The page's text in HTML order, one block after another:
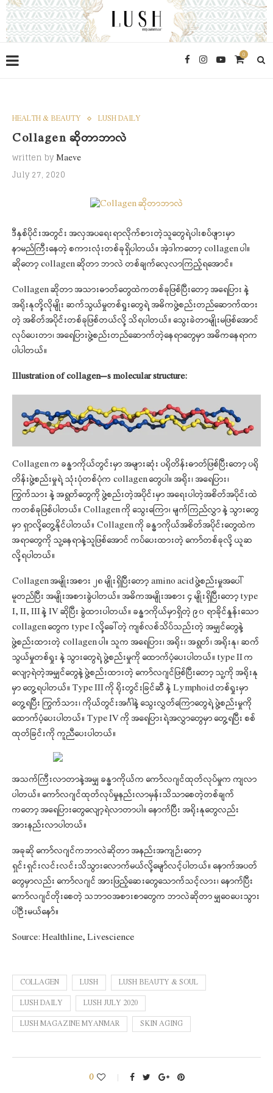
0
HEALTH & BEAUTY LUSH DAILY
Collagen ဆိုတာဘာလဲ
written byMaeve
July 27, 2020
ဒီနှစ်ပိုင်းအတွင်း အလှအပရေးရာလိုက်စားတဲ့သူတွေရဲ့ပါးစပ်ဖျားမှာ
နာမည်ကြီးနေတဲ့ စကားလုံးတစ်ခုရှိပါတယ်။ အဲ့ဒါကတော့ collagen ပါ။
ဆိုတော့ collagen ဆိုတာ ဘာလဲ တစ်ချက်လေ့လာကြည့်ရအောင်။
Collagen ဆိုတာ အသားဓာတ်တွေထဲကတစ်ခုဖြစ်ပြီးတော့ အရေပြား နဲ့
အရိုးနုတို့လိုမျိုး ဆက်သွယ်မှုတစ်ရှုးတွေရဲ့ အဓိကဖွဲ့စည်းတည်ဆောက်ထား
တဲ့ အစိတ်အပိုင်းတစ်ခုဖြစ်တယ်လို့ သိရပါတယ်။ သွေးခဲတာမျိုးမဖြစ်အောင်
လုပ်ပေးတာ၊ အရေပြားဖွဲ့စည်းတည်ဆောက်တဲ့နေရာတွေမှာ အဓိကနေရာက
ပါပါတယ်။
Illustration of collagen’s molecular structure:
Collagen က ခန္ဓာကိုယ်တွင်းမှာ အများဆုံး ပရိုတိန်းဓာတ်ဖြစ်ပြီးတော့ ပရို
တိန်းဖွဲ့စည်းမှုရဲ့ သုံးပုံတစ်ပုံက collagen တွေပါ။ အရိုး၊ အရေပြား၊
ကြွက်သား နဲ့ အရွတ်တွေကို ဖွဲ့စည်းတဲ့အပိုင်းမှာ အရေးပါတဲ့အစိတ်အပိုင်းထဲ
ကတစ်ခုဖြစ်ပါတယ်။ Collagen ကို သွေးကြော၊ မျက်ကြည်လွှာ နဲ့ သွားတွေ
မှာ ရှာလို့တွေ့နိုင်ပါတယ်။ Collagen ကို ခန္ဓာကိုယ်အစိတ်အပိုင်းတွေထဲက
အရာတွေကို သူ့နေရာနဲ့သူဖြစ်အောင် ကပ်ပေးထားတဲ့ ကော်တစ်ခုလို့ ယူဆ
လို့ရပါတယ်။
Collagen အမျိုးအစား ၂၈ မျိုးရှိပြီးတော့ amino acid ဖွဲ့စည်းမှုအပေါ်
မူတည်ပြီး အမျိုးအစားခွဲပါတယ်။ အဓိကအမျိုးအစား ၄ မျိုးရှိပြီးတော့ type
I, II, III နဲ့ IV ဆိုပြီး ခွဲထားပါတယ်။ ခန္ဓာကိုယ်မှာရှိတဲ့ ၉၀ ရာခိုင်နှုန်းသော
collagen တွေက type I လို့ခေါ်တဲ့ ကျစ်လစ်သိပ်သည်းတဲ့ အမျှင်တွေနဲ့
ဖွဲ့စည်းထားတဲ့ collagen ပါ။ သူက အရေပြား၊ အရိုး၊ အရွတ်၊ အရိုးနု၊ ဆက်
သွယ်မှုတစ်ရှုး နဲ့ သွားတွေရဲ့ ဖွဲ့စည်းမှုကို ထောက်ပံ့ပေးပါတယ်။ type II က
လျော့ရဲတဲ့အမျှင်တွေနဲ့ ဖွဲ့စည်းထားတဲ့ ကော်လဂျင်ဖြစ်ပြီးတော့ သူ့ကို အရိုးနု
မှာ တွေ့ရပါတယ်။ Type III ကို ရိုးတွင်းခြင်ဆီ နဲ့ Lymphoid တစ်ရှုးမှာ
တွေ့ရပြီး ကြွက်သား၊ ကိုယ်တွင်းအင်္ဂါနဲ့ သွေးလွှတ်ကြောတွေရဲ့ ဖွဲ့စည်းမှုကို
ထောက်ပံ့ပေးပါတယ်။ Type IV ကို အရေပြားရဲ့အလွှာတွေမှာ တွေ့ရပြီး စစ်
ထုတ်ခြင်းကို ကူညီပေးပါတယ်။
အသက်ကြီးလာတာနဲ့အမျှ ခန္ဓာကိုယ်က ကော်လဂျင်ထုတ်လုပ်မှုက ကျလာ
ပါတယ်။ ကော်လဂျင်ထုတ်လုပ်မှုနည်းလာမှန်းသိသာစေတဲ့တစ်ချက်
ကတော့ အရေပြားတွေလျော့ရဲလာတာပါ။ နောက်ပြီး အရိုးနုတွေလည်း
အားနည်းလာပါတယ်။
အခုဆို ကော်လဂျင်ကဘာလဲဆိုတာ အနည်းအကျဉ်းတော့
ရှင်းရှင်းလင်းလင်းသိသွားလောက်မယ်လို့မျော်လင့်ပါတယ်။ နောက်အပတ်
တွေမှာလည်း ကော်လဂျင် အားဖြည့်ဆေးတွေသောက်သင့်လား၊ နောက်ပြီး
ကော်လဂျင်တိုးစေတဲ့ သဘာဝအစားစာတွေက ဘာလဲဆိုတာ မျှဝေပေးသွား
ပါဦးမယ်နော်။
Source: Healthline, Livescience
COLLAGEN LUSH LUSH BEAUTY & SOUL
LUSH DAILY LUSH JULY 2020
LUSH MAGAZINE MYANMAR SKIN AGING
0